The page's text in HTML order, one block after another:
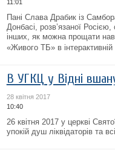
11:01
Пані Слава Драбик із
Донбасі, розв’язаної
інших, як можна прощати
«Живого ТБ» в інтерактивній
В УГКЦ у Відні
28 квітня 2017
10:40
26 квітня 2017 у церкві
упокій душ ліквідаторів та